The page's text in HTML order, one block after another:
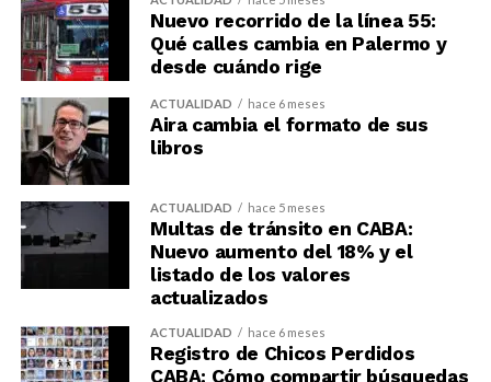
Nuevo recorrido de la línea 55:
Qué calles cambia en Palermo y
desde cuándo rige
ACTUALIDAD hace 6 meses
Aira cambia el formato de sus
libros
ACTUALIDAD hace 5 meses
Multas de tránsito en CABA:
Nuevo aumento del 18% y el
listado de los valores
actualizados
ACTUALIDAD hace 6 meses
Registro de Chicos Perdidos
CABA: Cómo compartir búsquedas